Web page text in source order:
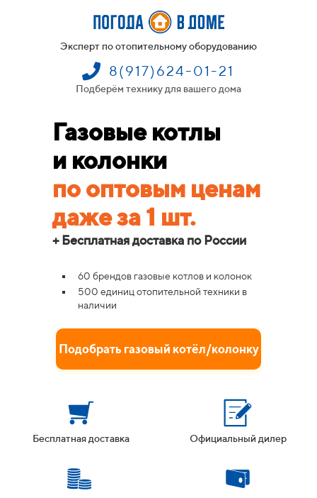
Эксперт по отопительному оборудованию
8(917)624-01-21
Подберём технику для вашего дома
Газовые котлы
и колонки
по оптовым ценам
даже за 1 шт.
Подобрать газовый котёл/колонку
60 брендов газовые котлов и колонок
500 единиц отопительной техники в
наличии
+ Бесплатная доставка по России
Бесплатная доставка Официальный дилер